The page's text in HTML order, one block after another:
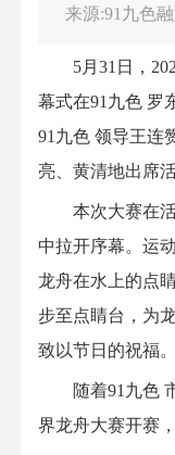
来源:91九色
5月31日，
幕式在91九色 罗
91九色 领导王连
亮、黄清地出席活
本次大赛在活
中拉开序幕。运
龙舟在水上的点
步至点睛台，为
致以节日的祝福。
随着91九色 市
界龙舟大赛开赛